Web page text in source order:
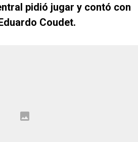
pidió jugar y contó con
Coudet.